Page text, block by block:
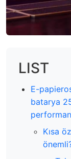
LIST
E-
batarya
Kısa